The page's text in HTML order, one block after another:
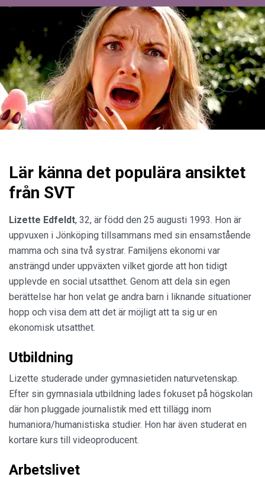
Lär känna det populära ansiktet
från SVT
Lizette Edfeldt, 32, är född den 25 augusti 1993. Hon är
uppvuxen i Jönköping tillsammans med sin ensamstående
mamma och sina två systrar. Familjens ekonomi var
ansträngd under uppväxten vilket gjorde att hon tidigt
upplevde en social utsatthet. Genom att dela sin egen
berättelse har hon velat ge andra barn i liknande situationer
hopp och visa dem att det är möjligt att ta sig ur en
ekonomisk utsatthet.
Utbildning
Lizette studerade under gymnasietiden naturvetenskap.
Efter sin gymnasiala utbildning lades fokuset på högskolan
där hon pluggade journalistik med ett tillägg inom
humaniora/humanistiska studier. Hon har även studerat en
kortare kurs till videoproducent.
Arbetslivet